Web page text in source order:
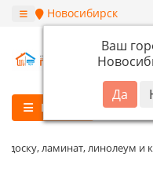
Новосибирск
Ваш
Каталог
ламинат, линолеум и